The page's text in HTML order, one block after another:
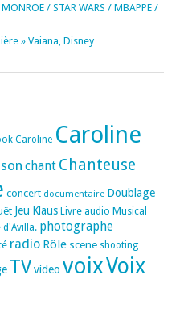
/ STAR WARS / MBAPPE /
» Vaiana, Disney
Caroline Caroline
chant Chanteuse
concert documentaire Doublage
Jeu Klaus Livre audio Musical
d'Avilla. photographe
radio Rôle scene shooting
TVvideo voixVoix